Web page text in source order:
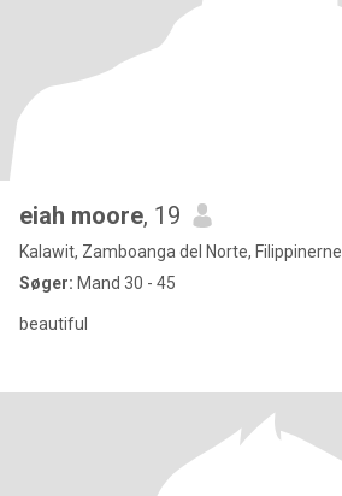
eiah moore, 19
Kalawit, Zamboanga del Norte, Filippinerne
Søger: Mand 30 - 45
beautiful